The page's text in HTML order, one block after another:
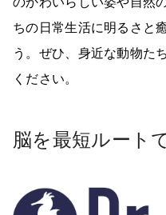
ちの日常生活に明るさと
う。ぜひ、身近な動物た
ください。
脳を最短ルート